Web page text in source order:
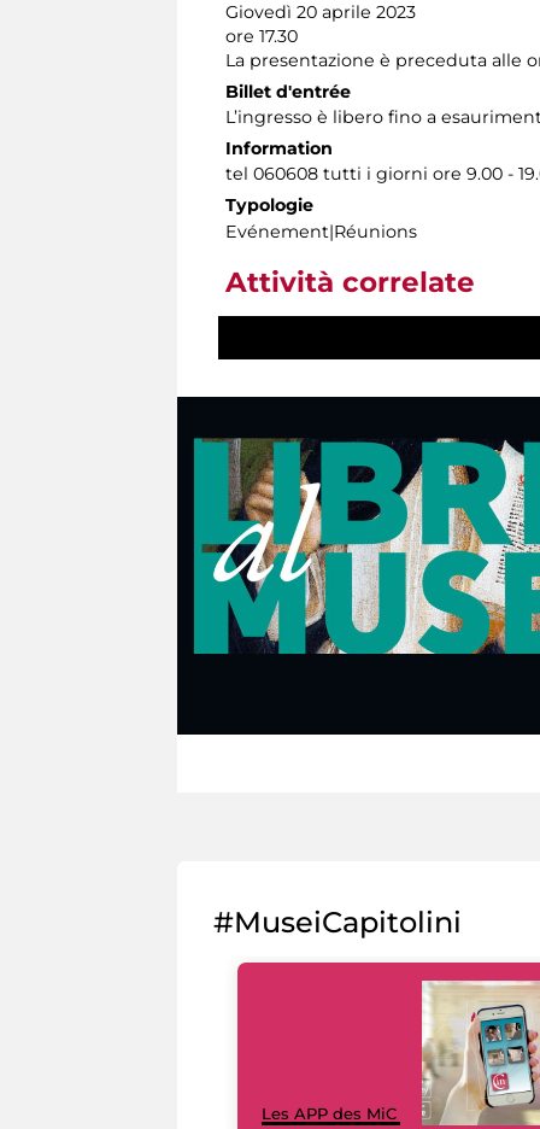
Giovedì 20 aprile 2023
ore 17.30
La presentazione è preceduta alle
Billet d'entrée
L’ingresso è libero fino a
Information
tel 060608 tutti i giorni ore 9.00 -
Typologie
Evénement|Réunions
Attività correlate
#MuseiCapitolini
Les APP des MiC